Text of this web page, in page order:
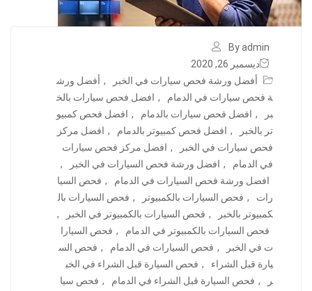
By admin
ديسمبر 26, 2020
أفضل ورشة فحص سيارات في الخبر
, أفضل ورش
ة فحص سيارات في الدمام
, افضل فحص سيارات بالخ
بر
, افضل فحص سيارات بالدمام , افضل فحص كمبيو
تر بالخبر
, افضل فحص كمبيوتر بالدمام , افضل مركز
فحص سيارات في الخبر
, افضل مركز فحص سيارات
في الدمام
, افضل ورشة فحص السيارات في الخبر
,
افضل ورشة فحص السيارات في الدمام
, فحص السيا
رات
, فحص السيارات بالكمبيوتر , فحص السيارات بال
كمبيوتر بالخبر
, فحص السيارات بالكمبيوتر في الخبر
,
فحص السيارات بالكمبيوتر في الدمام
, فحص السيارا
ت في الخبر
, فحص السيارات في الدمام , فحص الس
يارة قبل الشراء
, فحص السيارة قبل الشراء في الخب
ر
, فحص السيارة قبل الشراء في الدمام , فحص سيا